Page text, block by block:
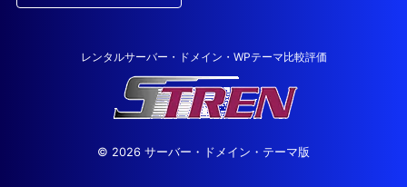
レンタルサーバー・ドメイン・WPテーマ比較評価
© 2026 サーバー・ドメイン・テーマ版